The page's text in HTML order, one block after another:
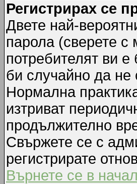
Регистрирах се
Двете най-
парола (сверете с
потребителят ви
би случайно да
Нормална
изтриват
продължително
Свържете се с
регистрирате
Върнете се в